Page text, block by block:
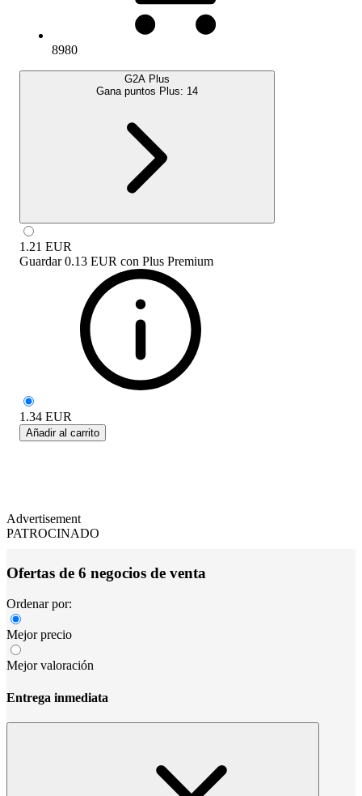
8980
G2A Plus
Gana puntos Plus: 14
1.21 EUR
Guardar 0.13 EUR con Plus Premium
1.34 EUR
Añadir al carrito
Advertisement
PATROCINADO
Ofertas de 6 negocios de venta
Ordenar por:
Mejor precio
Mejor valoración
Entrega inmediata